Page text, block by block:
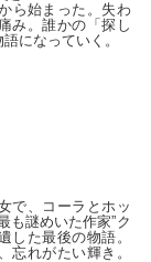
ら始まった。失わ
み。誰かの「探し
になっていく。
で、コーラとホッ
も謎めいた作家”ク
した最後の物語。
忘れがたい輝き。